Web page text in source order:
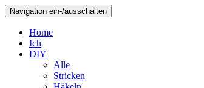
Navigation ein-/ausschalten
Home
Ich
DIY
Alle
Stricken